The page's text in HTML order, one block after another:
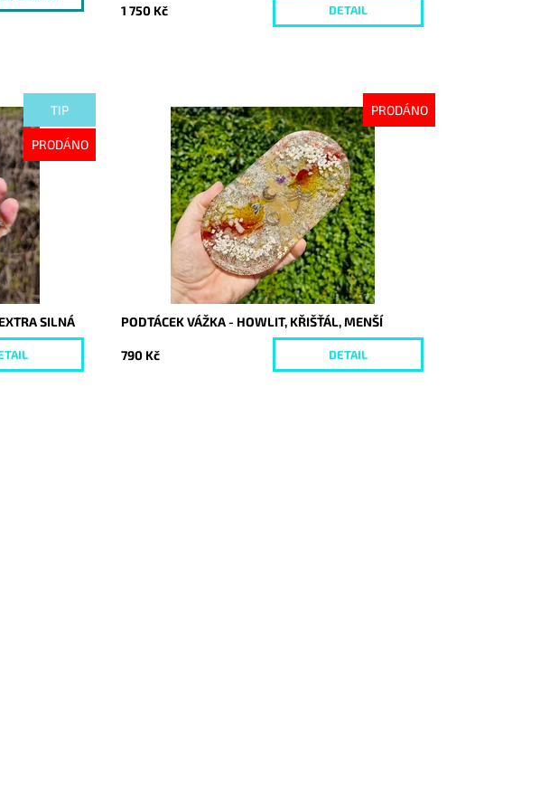
1 750 Kč DETAIL
TIP
PRODÁNO
SILNÁ
PRODÁNO
Dostupnost:
Vyprodáno
10292
PODTÁCEK VÁŽKA - HOWLIT, KŘIŠŤÁL, MENŠÍ
790 Kč DETAIL